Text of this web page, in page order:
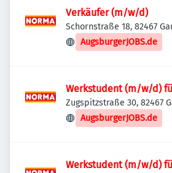
Verkäufer (m/w/d)
Schornstraße 18, 82467
Partenkirchen, Deutschland
AugsburgerJOBS.de
Werkstudent (m/w/d)
Zugspitzstraße 30, 82467
Partenkirchen, Deutschland
AugsburgerJOBS.de
Werkstudent (m/w/d)